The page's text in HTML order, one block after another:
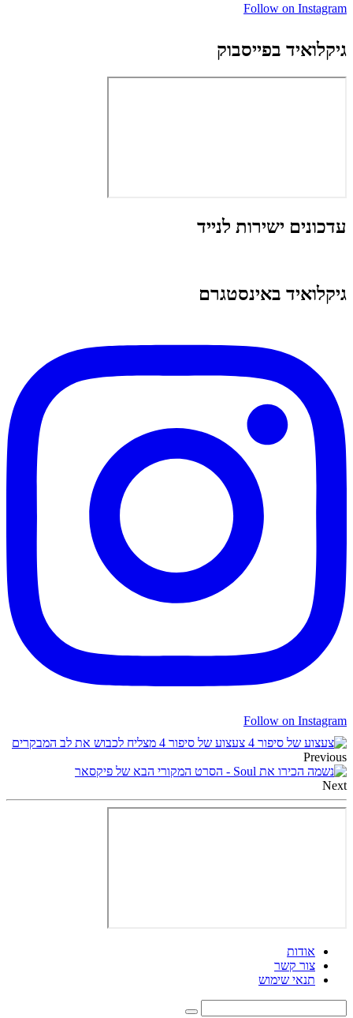
Follow on Instagram
גיקלואיד בפייסבוק
עדכונים ישירות לנייד
גיקלואיד באינסטגרם
Follow on Instagram
צעצוע של סיפור 4 מצליח לכבוש את לב המבקרים
Previous
הכירו את Soul - הסרט המקורי הבא של פיקסאר
Next
אודות
צור קשר
תנאי שימוש